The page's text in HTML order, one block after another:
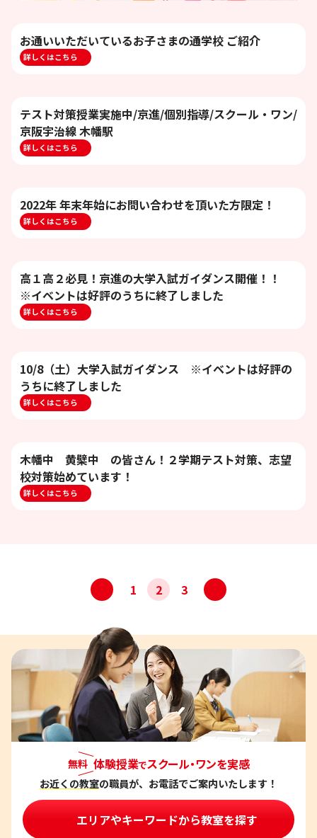
お通いいただいているお子さまの通学校 ご紹介
詳しくはこちら
テスト対策授業実施中/京進/個別指導/スクール・ワン/
京阪宇治線 木幡駅
詳しくはこちら
2022年 年末年始にお問い合わせを頂いた方限定！
詳しくはこちら
高１高２必見！京進の大学入試ガイダンス開催！！
※イベントは好評のうちに終了しました
詳しくはこちら
10/8（土）大学入試ガイダンス ※イベントは好評の
うちに終了しました
詳しくはこちら
木幡中 黄檗中 の皆さん！２学期テスト対策、志望
校対策始めています！
詳しくはこちら
1 2 3
無料 体験授業でスクール・ワンを実感
お近くの教室の職員が、お電話でご案内いたします！
エリアやキーワードから教室を探す